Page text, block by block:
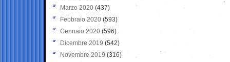
Marzo 2020 (437)
Febbraio 2020 (593)
Gennaio 2020 (596)
Dicembre 2019 (542)
Novembre 2019 (316)